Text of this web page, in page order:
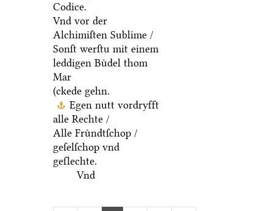
Codice.
Vnd vor der
Alchimiſten Sublime /
Sonſt werſtu mit einem
leddigen Buͤdel thom
Mar
(ckede gehn.
Egen nutt vordryfft
alle Rechte /
Alle Fruͤndtſchop /
geſelſchop vnd
geſlechte.
Vnd